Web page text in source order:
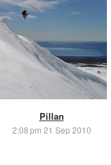
Pillan
2:08 pm 21 Sep 2010